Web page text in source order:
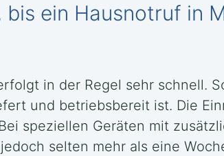
ein Hausnotruf in
in der Regel sehr schnell.
und betriebsbereit ist. Die
speziellen Geräten mit
selten mehr als eine